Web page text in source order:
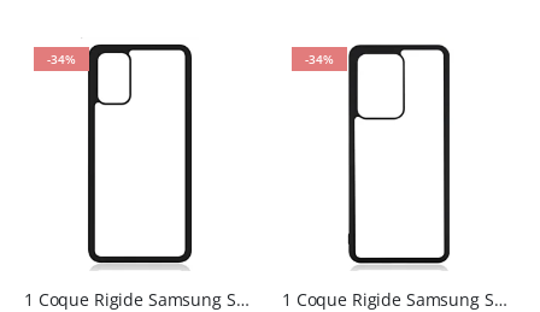
-34%
1 Coque Rigide Samsung S20 Plus
-34%
1 Coque Rigide Samsung S20 Ultra